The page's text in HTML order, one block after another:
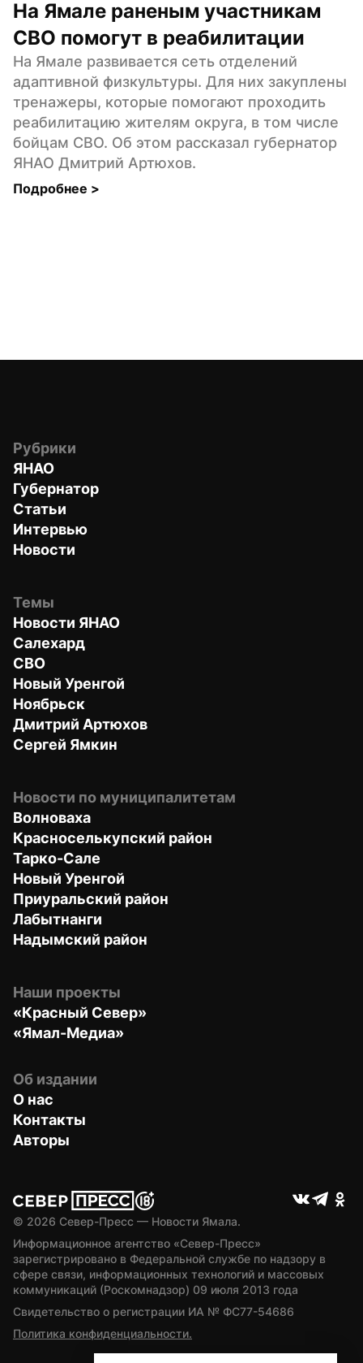
На Ямале раненым участникам
СВО помогут в реабилитации
На Ямале развивается сеть отделений
адаптивной физкультуры. Для них закуплены
тренажеры, которые помогают проходить
реабилитацию жителям округа, в том числе
бойцам СВО. Об этом рассказал губернатор
ЯНАО Дмитрий Артюхов.
Подробнее >
Рубрики
ЯНАО
Губернатор
Статьи
Интервью
Новости
Темы
Новости ЯНАО
Салехард
СВО
Новый Уренгой
Ноябрьск
Дмитрий Артюхов
Сергей Ямкин
Новости по муниципалитетам
Волноваха
Красноселькупский район
Тарко-Сале
Новый Уренгой
Приуральский район
Лабытнанги
Надымский район
Наши проекты
«Красный Север»
«Ямал-Медиа»
Об издании
О нас
Контакты
Авторы
© 2026 Север-Пресс — Новости Ямала.
Информационное агентство «Север-Пресс»
зарегистрировано в Федеральной службе по надзору в
сфере связи, информационных технологий и массовых
коммуникаций (Роскомнадзор) 09 июля 2013 года
Свидетельство о регистрации ИА № ФС77-54686
Политика конфиденциальности.